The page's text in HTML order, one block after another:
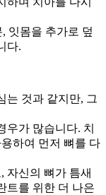
잇몸을 추가로 덮
다.
는 것과 같지만, 그
우가 많습니다. 치
하여 먼저 뼈를 다
자신의 뼈가 틈새
트를 위한 더 나은